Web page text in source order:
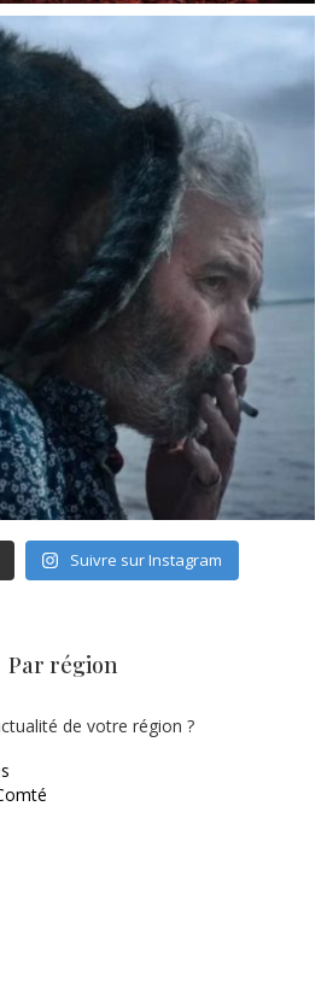
Suivre sur Instagram
Par région
de votre région ?